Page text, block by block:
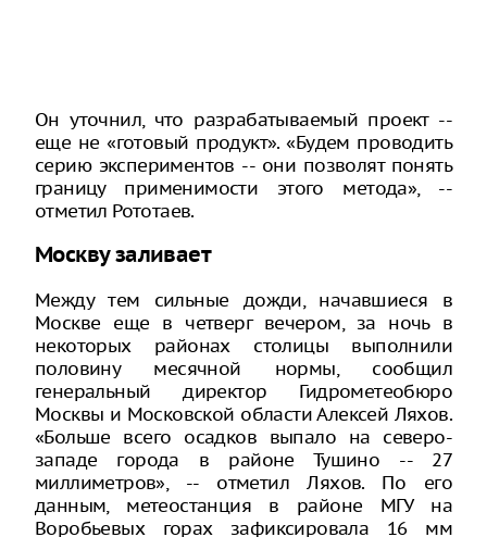
Он уточнил, что разрабатываемый проект --
еще не «готовый продукт». «Будем проводить
серию экспериментов -- они позволят понять
границу применимости этого метода», --
отметил Рототаев.
Москву заливает
Между тем сильные дожди, начавшиеся в
Москве еще в четверг вечером, за ночь в
некоторых районах столицы выполнили
половину месячной нормы, сообщил
генеральный директор Гидрометеобюро
Москвы и Московской области Алексей Ляхов.
«Больше всего осадков выпало на северо-
западе города в районе Тушино -- 27
миллиметров», -- отметил Ляхов. По его
данным, метеостанция в районе МГУ на
Воробьевых горах зафиксировала 16 мм